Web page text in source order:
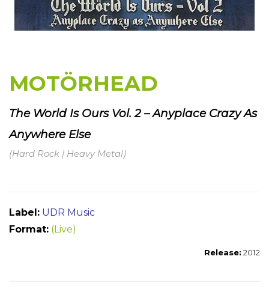
MOTÖRHEAD
The World Is Ours Vol. 2 – Anyplace Crazy As
Anywhere Else
(Hard Rock | Heavy Metal)
Label: UDR Music
Format: (Live)
Release: 2012